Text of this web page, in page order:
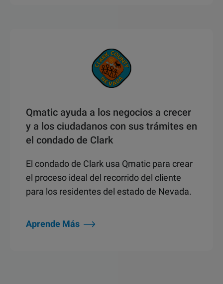
Qmatic ayuda a los negocios a crecer
y a los ciudadanos con sus trámites en
el condado de Clark
El condado de Clark usa Qmatic para crear
el proceso ideal del recorrido del cliente
para los residentes del estado de Nevada.
Aprende Más